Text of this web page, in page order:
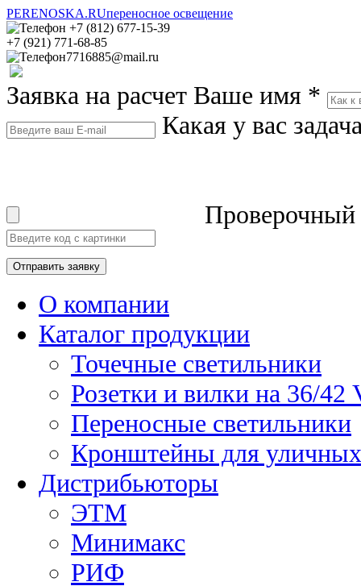
PERENOSKA.RUпереносное освещение
+7 (812) 677-15-39
+7 (921) 771-68-85
7716885@mail.ru
Заявка на расчет Ваше имя *
Какая у вас
О компании
Каталог продукции
Точечные светильники
Розетки и вилки на 36/42
Переносные светильники
Кронштейны для уличных
Дистрибьюторы
ЭТМ
Минимакс
РИФ